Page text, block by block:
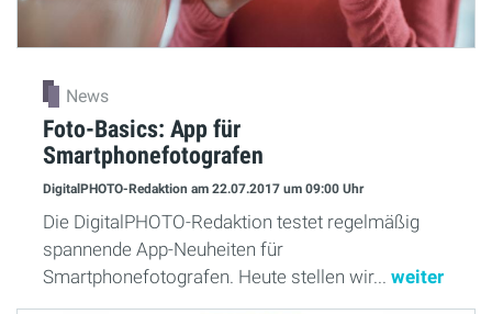
News
Foto-Basics: App für
Smartphonefotografen
DigitalPHOTO-Redaktion am 22.07.2017 um 09:00 Uhr
Die DigitalPHOTO-Redaktion testet regelmäßig
spannende App-Neuheiten für
Smartphonefotografen. Heute stellen wir... weiter